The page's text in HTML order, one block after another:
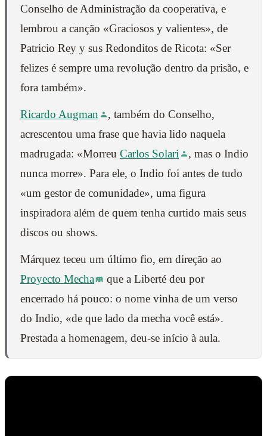
Conselho de Administração da cooperativa, e
lembrou a canção «Graciosos y valientes», de
Patricio Rey y sus Redonditos de Ricota: «Ser
felizes é sempre uma revolução dentro da prisão, e
fora também».
Ricardo Augman
, também do Conselho,
acrescentou uma frase que havia lido naquela
madrugada: «Morreu Carlos Solari
, mas o Indio
nunca morre». Para ele, o Indio foi antes de tudo
«um gestor de comunidade», uma figura
inspiradora além de quem tenha curtido mais seus
discos ou shows.
Márquez teceu um último fio, em direção ao
Proyecto Mecha
que a Liberté deu por
encerrado há pouco: o nome vinha de um verso
do Indio, «de que lado da mecha você está».
Prestada a homenagem, deu-se início à aula.